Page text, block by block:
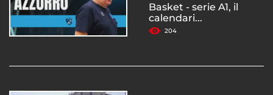
Basket - serie A1, il
calendari...
204